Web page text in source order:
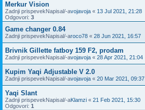
Merkur Vision
Zadnji prispevekNapisal/-avojavoja « 13 Jul 2021, 21:28
Odgovori: 3
Game changer 0.84
Zadnji prispevekNapisal/-aroco78 « 28 Jun 2021, 16:57
Brivnik Gillette fatboy 159 F2, prodam
Zadnji prispevekNapisal/-avojavoja « 28 Apr 2021, 21:04
Kupim Yaqi Adjustable V 2.0
Zadnji prispevekNapisal/-avojavoja « 20 Mar 2021, 09:37
Yaqi Slant
Zadnji prispevekNapisal/-aKlamzi « 21 Feb 2021, 15:30
Odgovori: 1